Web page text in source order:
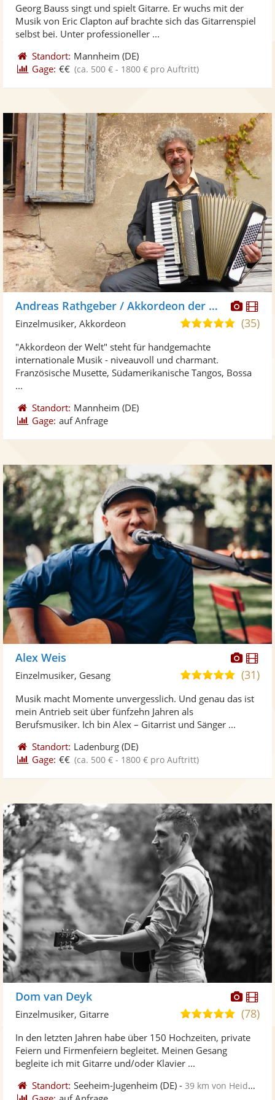
Fotos
5
Sternen
Georg Bauss singt und spielt Gitarre. Er wuchs mit der
Musik von Eric Clapton auf brachte sich das Gitarrenspiel
selbst bei. Unter professioneller ...
Standort: Mannheim (DE)
Gage: €€ (ca. 500 € - 1800 € pro Auftritt)
Andreas Rathgeber / Akkordeon der Welt
4,9
Sternen
(35)
Einzelmusiker, Akkordeon
"Akkordeon der Welt" steht für handgemachte
internationale Musik - niveauvoll und charmant.
Französische Musette, Südamerikanische Tangos, Bossa
...
Standort: Mannheim (DE)
Gage: auf Anfrage
Fotos
Alex Weis
5,0
5
(31)
Einzelmusiker, Gesang
Musik macht Momente unvergesslich. Und genau das ist
mein Antrieb seit über fünfzehn Jahren als
Berufsmusiker. Ich bin Alex – Gitarrist und Sänger ...
Standort: Ladenburg (DE)
Gage: €€ (ca. 500 € - 1800 € pro Auftritt)
Fotos
Dom van Deyk
5,0
5
(78)
Einzelmusiker, Gitarre
In den letzten Jahren habe über 150 Hochzeiten, private
Feiern und Firmenfeiern begleitet. Meinen Gesang
begleite ich mit Gitarre und/oder Klavier ...
Standort: Seeheim-Jugenheim (DE) -39 km von Heidelberg